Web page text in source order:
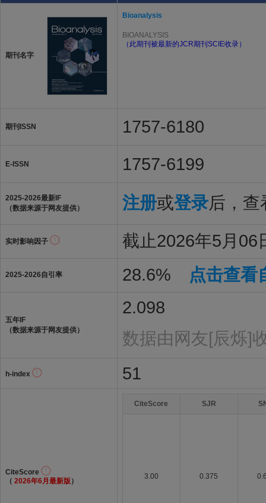
期刊名字
Bioanalysis
BIOANALYSIS
（此期刊被最新的JCR期刊SCIE收录）
期刊ISSN 1757-6180
E-ISSN 1757-6199
2025-2026最新IF
（数据来源于网友提供）
注册或登录后，查
实时影响因子 截止2026年5月06
2025-2026自引率 28.6% 点击查看
五年IF
（数据来源于网友提供）
2.098
数据由网友[辰烁]
h-index 51
CiteScore
（ 2026年6月最新版 ）
CiteScore SJR
3.00 0.375